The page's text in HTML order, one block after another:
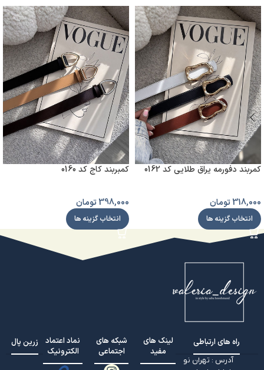
کمربند دفورمه یراق طلایی کد 0162
318,000تومان
انتخاب گزینه ها
کمبربند کاج کد 0160
398,000تومان
انتخاب گزینه ها
راه های ارتباطی
آدرس : تهران نو
لینک های
مفید
شبکه های
اجتماعی
نماد اعتماد
الکترونیک
زرین پال